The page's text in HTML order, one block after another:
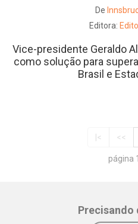
De
Editora:
Vice-presidente Geraldo
como solução para
Brasil e
|< <<
página
Precisando